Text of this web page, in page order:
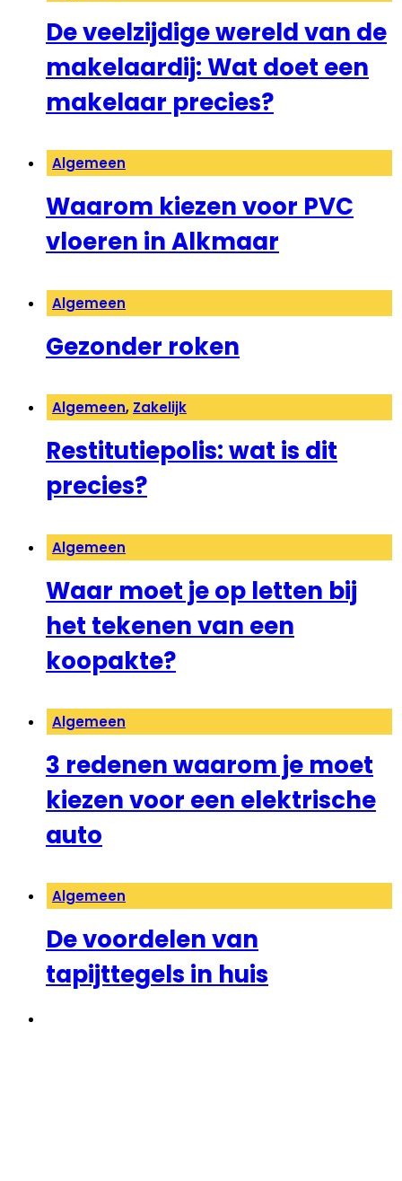
De veelzijdige wereld van de
makelaardij: Wat doet een
makelaar precies?
Algemeen
Waarom kiezen voor PVC
vloeren in Alkmaar
Algemeen
Gezonder roken
Algemeen, Zakelijk
Restitutiepolis: wat is dit
precies?
Algemeen
Waar moet je op letten bij
het tekenen van een
koopakte?
Algemeen
3 redenen waarom je moet
kiezen voor een elektrische
auto
Algemeen
De voordelen van
tapijttegels in huis